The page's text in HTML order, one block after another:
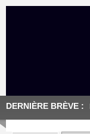
DERNIÈRE BRÈVE :